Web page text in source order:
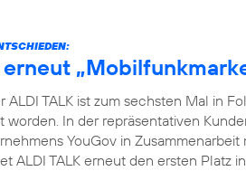
erneut
TALK ist zum sechsten Mal in
worden. In der repräsentativen
YouGov in
ALDI TALK erneut den ersten Platz